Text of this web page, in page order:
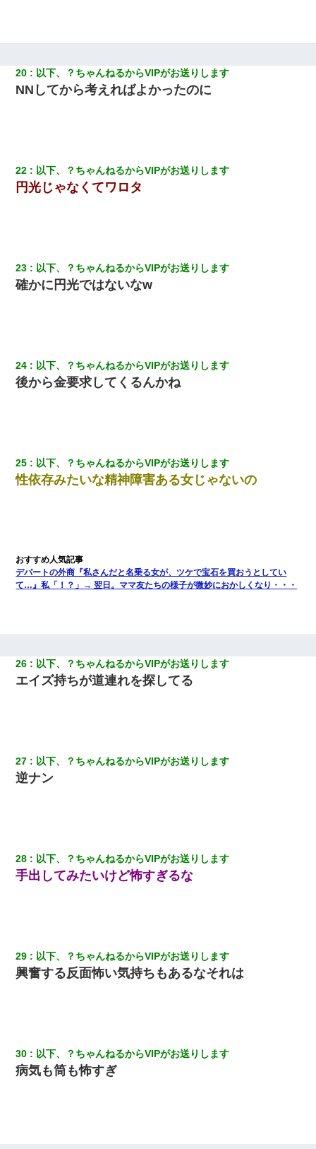
【復讐】義兄嫁「生活費、足りない分を貸してほしい」私「貸す
てるの！」私「ですから」上司「黙って聞きなさい！」私「それ
は」上司「言い訳しない！」→結果ｗｗｗｗｗ
義兄嫁「娘が大学に入ったら下宿させて」私「しつこい、学校斡
旋のアパートに行け」→ 旦那が義兄に通報したら「志望校を変え
ろ！」とキレて・・・
スマホを与えられて、中学卒業する頃にはすっかり女叩きに洗脳
された弟が、大学進学のために一人暮らししたいと言い出した。
旦那の元嫁「離婚したとはいえ、私が本来の妻。許可なく結婚す
るなんてどういう神経してるの？離婚届を記入して持って来い」
ケーキバイキングにいた単独の50くらいのオッサン、強烈だっ
20 以下、？ちゃんねるからVIPがお送りします
NN してから考えればよかったのに
22 以下、？ちゃんねるからVIPがお送りします
円光じゃなくてワロタ
23 以下、？ちゃんねるからVIPがお送りします
確かに円光ではないなw
24 以下、？ちゃんねるからVIPがお送りします
後から金要求してくるんかね
25 以下、？ちゃんねるからVIPがお送りします
性依存みたいな精神障害ある女じゃないの
デパートの外商『私さんだと名乗る女が、ツケで宝石を買おうとしてい
て…』私「！？」→ 翌日。ママ友たちの様子が微妙におかしくなり・・・
26 以下、？ちゃんねるからVIPがお送りします
エイズ持ちが道連れを探してる
27 以下、？ちゃんねるからVIPがお送りします
逆ナン
28 以下、？ちゃんねるからVIPがお送りします
手出してみたいけど怖すぎるな
29 以下、？ちゃんねるからVIPがお送りします
興奮する反面怖い気持ちもあるなそれは
30 以下、？ちゃんねるからVIPがお送りします
病気も筒も怖すぎ